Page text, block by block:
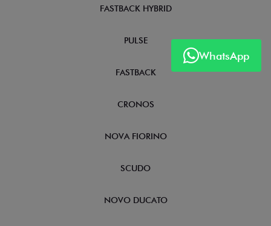
WhatsApp
FASTBACK HYBRID
PULSE
FASTBACK
CRONOS
NOVA FIORINO
SCUDO
NOVO DUCATO